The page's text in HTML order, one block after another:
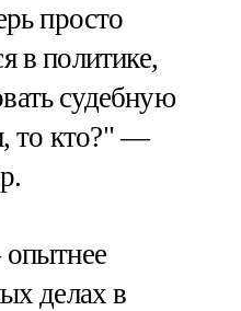
просто
в политике,
судебную
то кто?" —
делах в